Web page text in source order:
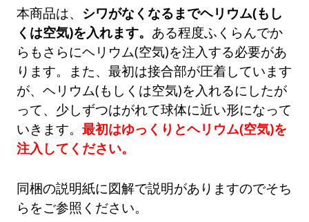
本商品は、 シワがなくなるまでヘリウム(もし
くは空気)を入れます。 ある程度ふくらんでか
らもさらにヘリウム(空気)を注入する必要があ
ります。また、最初は接合部が圧着しています
が、ヘリウム(もしくは空気)を入れるにしたが
って、少しずつはがれて球体に近い形になって
いきます。最初はゆっくりとヘリウム(空気)を
注入してください。
同梱の説明紙に図解で説明がありますのでそち
らをご参照ください。